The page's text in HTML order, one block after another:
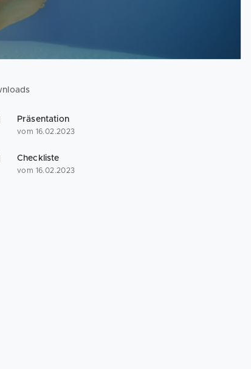
Präsentation
vom 16.02.2023
Checkliste
vom 16.02.2023